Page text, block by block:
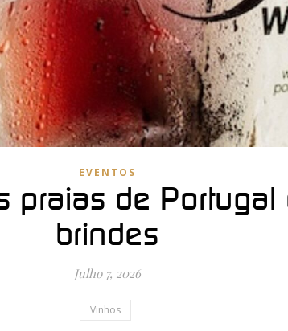
EVENTOS
praias de Portugal
brindes
Julho 7, 2026
Vinhos